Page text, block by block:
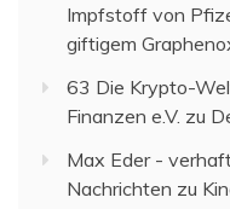
Impfstoff von
giftigem
63 Die Krypto-
Finanzen e.V. zu
Max Eder -
Nachrichten zu